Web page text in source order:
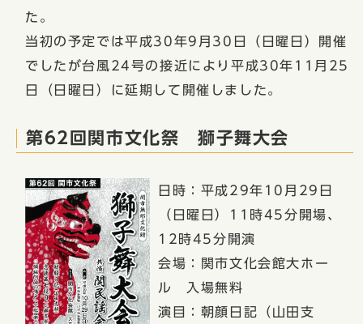
た。
当初の予定では平成30年9月30日（日曜日）開催
でしたが台風24号の接近により平成30年11月25
日（日曜日）に延期して開催しました。
第62回関市文化祭 獅子舞大会
日時：平成29年10月29日
（日曜日）11時45分開場、
12時45分開演
会場：関市文化会館大ホー
ル 入場無料
演目：朝顔日記（山田支